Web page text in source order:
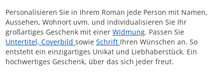
Personalisieren Sie in Ihrem Roman jede Person mit Namen,
Aussehen, Wohnort uvm. und individualisieren Sie Ihr
großartiges Geschenk mit einerWidmung. Passen Sie
Untertitel, CoverbildsowieSchrift Ihren Wünschen an. So
entsteht ein einzigartiges Unikat und Liebhaberstück. Ein
hochwertiges Geschenk, über das sich jeder freut.